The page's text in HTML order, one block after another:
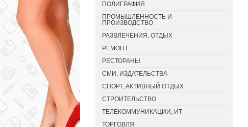
ПОЛИГРАФИЯ
ПРОМЫШЛЕННОСТЬ И
ПРОИЗВОДСТВО
РАЗВЛЕЧЕНИЯ, ОТДЫХ
РЕМОНТ
РЕСТОРАНЫ
СМИ, ИЗДАТЕЛЬСТВА
СПОРТ, АКТИВНЫЙ ОТДЫХ
СТРОИТЕЛЬСТВО
ТЕЛЕКОММУНИКАЦИИ, ИТ
ТОРГОВЛЯ